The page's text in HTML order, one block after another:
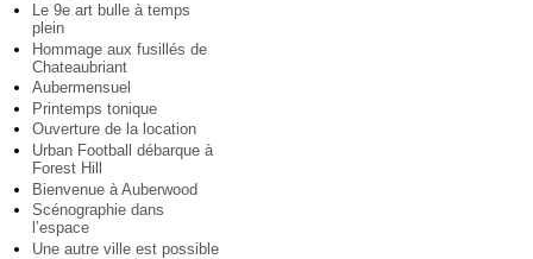
Le 9e art bulle à temps
plein
Hommage aux fusillés de
Chateaubriant
Aubermensuel
Printemps tonique
Ouverture de la location
Urban Football débarque à
Forest Hill
Bienvenue à Auberwood
Scénographie dans
l’espace
Une autre ville est possible